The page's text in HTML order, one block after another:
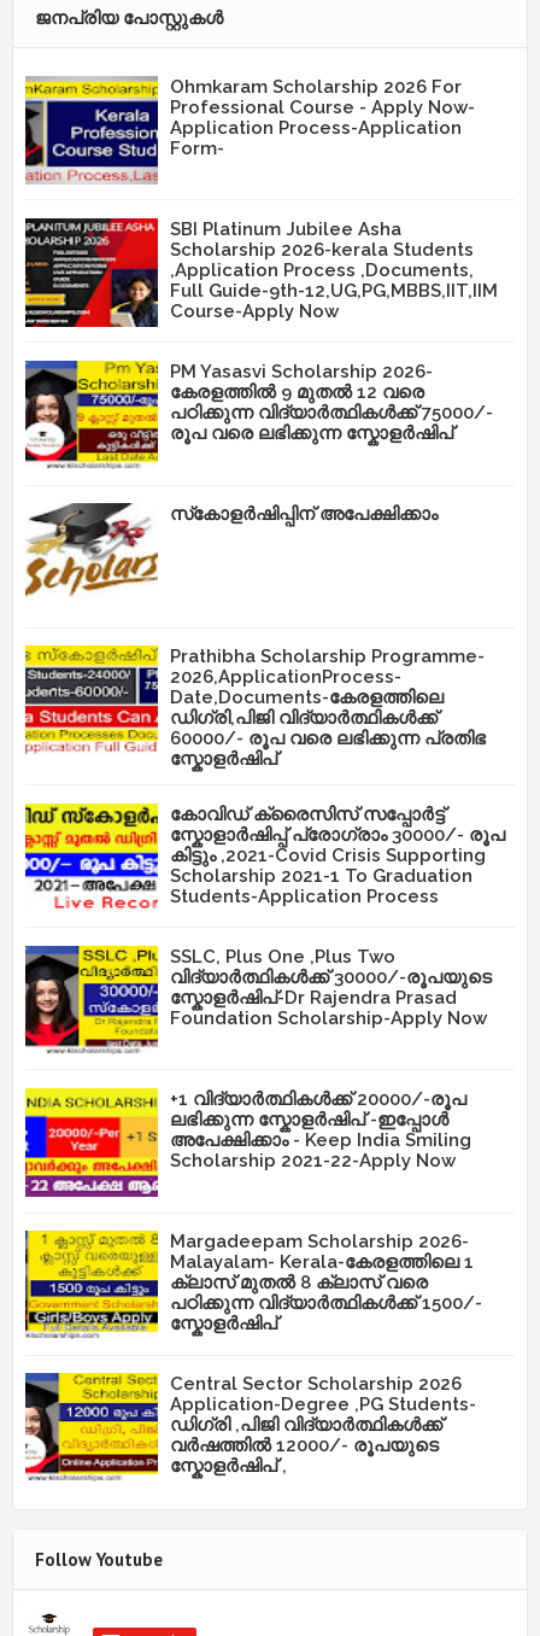
ജനപ്രിയ പോസ്റ്റുകള്‍‌
Ohmkaram Scholarship 2026 For
Professional Course - Apply Now-
Application Process-Application
Form-
SBI Platinum Jubilee Asha
Scholarship 2026-kerala Students
,Application Process ,Documents,
Full Guide-9th-12,UG,PG,MBBS,IIT,IIM
Course-Apply Now
PM Yasasvi Scholarship 2026-
കേരളത്തിൽ 9 മുതൽ 12 വരെ
പഠിക്കുന്ന വിദ്യാർത്ഥികൾക്ക് 75000/-
രൂപ വരെ ലഭിക്കുന്ന സ്കോളർഷിപ്
സ്‌കോളർഷിപ്പിന് അപേക്ഷിക്കാം
Prathibha Scholarship Programme-
2026,ApplicationProcess-
Date,Documents-കേരളത്തിലെ
ഡിഗ്രി,പിജി വിദ്യാർത്ഥികൾക്ക്
60000/- രൂപ വരെ ലഭിക്കുന്ന പ്രതിഭ
സ്കോളർഷിപ്
കോവിഡ് ക്രൈസിസ് സപ്പോർട്ട്
സ്കോളാർഷിപ്പ് പ്രോഗ്രാം 30000/- രൂപ
കിട്ടും ,2021-Covid Crisis Supporting
Scholarship 2021-1 To Graduation
Students-Application Process
SSLC, Plus One ,Plus Two
വിദ്യാർത്ഥികൾക്ക് 30000/-രൂപയുടെ
സ്കോളർഷിപ്-Dr Rajendra Prasad
Foundation Scholarship-Apply Now
+1 വിദ്യാർത്ഥികൾക്ക് 20000/-രൂപ
ലഭിക്കുന്ന സ്കോളർഷിപ് -ഇപ്പോൾ
അപേക്ഷിക്കാം - Keep India Smiling
Scholarship 2021-22-Apply Now
Margadeepam Scholarship 2026-
Malayalam- Kerala-കേരളത്തിലെ 1
ക്ലാസ് മുതൽ 8 ക്ലാസ് വരെ
പഠിക്കുന്ന വിദ്യാർത്ഥികൾക്ക് 1500/-
സ്കോളർഷിപ്
Central Sector Scholarship 2026
Application-Degree ,PG Students-
ഡിഗ്രി ,പിജി വിദ്യാർത്ഥികൾക്ക്
വർഷത്തിൽ 12000/- രൂപയുടെ
സ്കോളർഷിപ് ,
Follow Youtube